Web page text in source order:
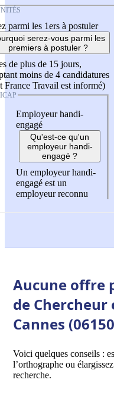
parmi les 1ers à postuler
serez-vous parmi les
premiers à postuler ?
de plus de 15 jours,
moins de 4 candidatures
France Travail est informé)
Employeur handi-
engagé
Qu'est-ce qu'un
employeur handi-
engagé ?
Un employeur handi-
engagé est un
employeur reconnu
Aucune offre
de Chercheur
Cannes
Voici quelques conseils :
l’orthographe ou
recherche.